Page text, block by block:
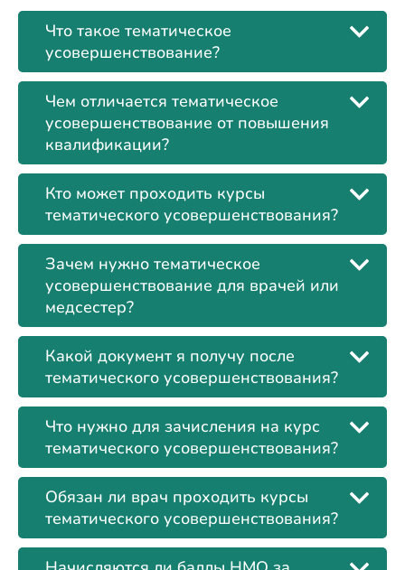
Что такое тематическое
усовершенствование?
Чем отличается тематическое
усовершенствование от повышения
квалификации?
Кто может проходить курсы
тематического усовершенствования?
Зачем нужно тематическое
усовершенствование для врачей или
медсестер?
Какой документ я получу после
тематического усовершенствования?
Что нужно для зачисления на курс
тематического усовершенствования?
Обязан ли врач проходить курсы
тематического усовершенствования?